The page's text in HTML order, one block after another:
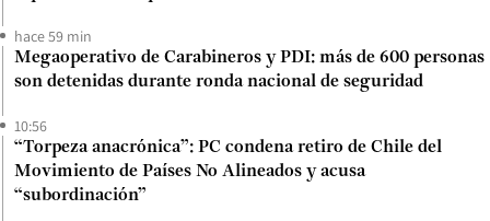
hace 59 min
Megaoperativo de Carabineros y PDI: más de 600 personas
son detenidas durante ronda nacional de seguridad
10:56
“Torpeza anacrónica”: PC condena retiro de Chile del
Movimiento de Países No Alineados y acusa
“subordinación”